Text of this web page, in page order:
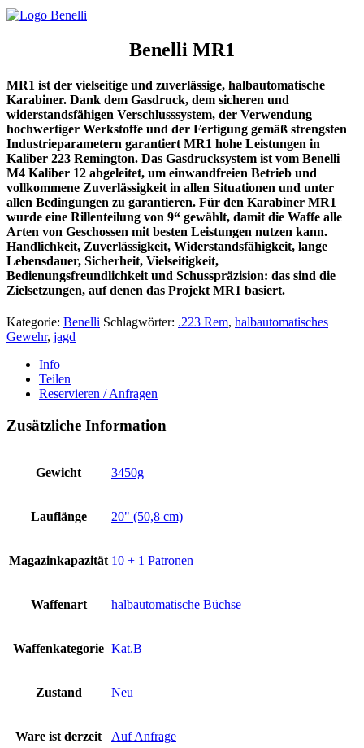
Benelli MR1
MR1 ist der vielseitige und zuverlässige, halbautomatische
Karabiner. Dank dem Gasdruck, dem sicheren und
widerstandsfähigen Verschlusssystem, der Verwendung
hochwertiger Werkstoffe und der Fertigung gemäß strengsten
Industrieparametern garantiert MR1 hohe Leistungen in
Kaliber 223 Remington. Das Gasdrucksystem ist vom Benelli
M4 Kaliber 12 abgeleitet, um einwandfreien Betrieb und
vollkommene Zuverlässigkeit in allen Situationen und unter
allen Bedingungen zu garantieren. Für den Karabiner MR1
wurde eine Rillenteilung von 9“ gewählt, damit die Waffe alle
Arten von Geschossen mit besten Leistungen nutzen kann.
Handlichkeit, Zuverlässigkeit, Widerstandsfähigkeit, lange
Lebensdauer, Sicherheit, Vielseitigkeit,
Bedienungsfreundlichkeit und Schusspräzision: das sind die
Zielsetzungen, auf denen das Projekt MR1 basiert.
Kategorie: Benelli Schlagwörter: .223 Rem, halbautomatisches
Gewehr, jagd
Info
Teilen
Reservieren / Anfragen
Zusätzliche Information
Gewicht 3450g
Lauflänge 20" (50,8 cm)
Magazinkapazität 10 + 1 Patronen
Waffenart halbautomatische Büchse
Waffenkategorie Kat.B
Zustand Neu
Ware ist derzeit Auf Anfrage